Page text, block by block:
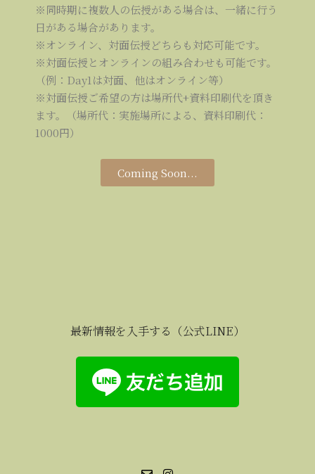
※同時期に複数人の伝授がある場合は、一緒に行う
日がある場合があります。
※オンライン、対面伝授どちらも対応可能です。
※対面伝授とオンラインの組み合わせも可能です。
（例：Day1は対面、他はオンライン等）
※対面伝授ご希望の方は場所代+資料印刷代を頂き
ます。（場所代：実施場所による、資料印刷代：
1000円）
Coming Soon...
最新情報を入手する（公式LINE）